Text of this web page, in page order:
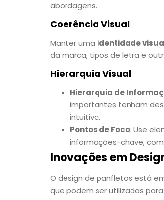
abordagens.
Coerência Visual
Manter uma identidade
da marca, tipos de letra e
Hierarquia Visual
Hierarquia de
importantes tenham
intuitiva.
Pontos de Foco: Use
informações-chave,
Inovações em
O design de panfletos está
que podem ser utilizadas